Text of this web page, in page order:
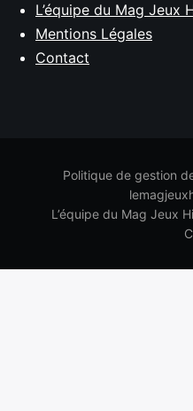
L’équipe du Mag Jeux
Mentions Légales
Contact
Politique de gestion
L’équipe du Mag Jeux